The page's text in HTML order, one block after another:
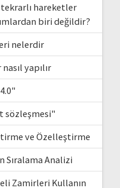
tekrarlı hareketler
biri değildir?
nelerdir
yapılır
sözleşmesi"
ve Özelleştirme
Sıralama Analizi
Zamirleri Kullanın